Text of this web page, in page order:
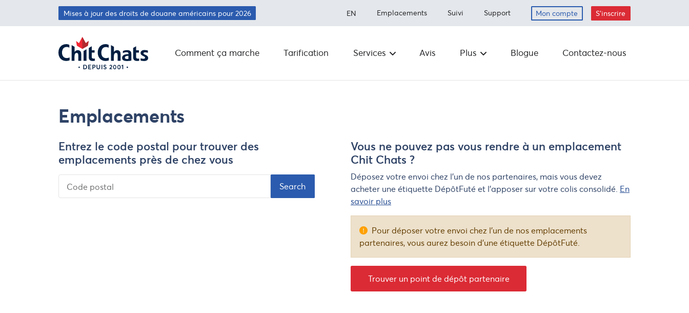
Passer au contenu principal
Mises à jour des droits de douane américains pour 2026 EN Emplacements Suivi Support Mon compte S'inscrire
Comment ça marche Tarification Services
Expédition à l'international
d'expédition dans le monde entier
Intégrations
Comment expédier
Assurance
Avis Plus
À propos
Salle de
Transporteurs
Programme de
parrainage
Carrières
La responsabilité
Fournitures
Blogue Contactez-nous
Emplacements
Entrez le code postal pour trouver des
emplacements près de chez vous
Code postal
Vous ne pouvez pas vous rendre à un emplacement
Chit Chats ?
Déposez votre envoi chez l’un de nos partenaires, mais vous devez
acheter une étiquette DépôtFuté et l’apposer sur votre colis consolidé. En
savoir plus
Pour déposer votre envoi chez l’un de nos emplacements
partenaires, vous aurez besoin d’une étiquette DépôtFuté.
Trouver un point de dépôt partenaire